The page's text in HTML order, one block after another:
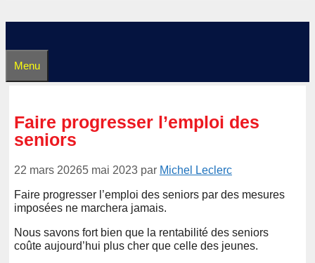
Menu
Faire progresser l’emploi des
seniors
22 mars 20265 mai 2023 par Michel Leclerc
Faire progresser l’emploi des seniors par des mesures
imposées ne marchera jamais.
Nous savons fort bien que la rentabilité des seniors
coûte aujourd’hui plus cher que celle des jeunes.